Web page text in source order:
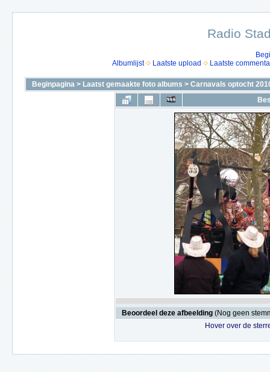
Radio
Albumlijst
Laatste upload Laatste
Beginpagina > Laatst gemaakte foto albums > Carnavals optocht
Beoordeel deze afbeelding (Nog geen
Hover over de